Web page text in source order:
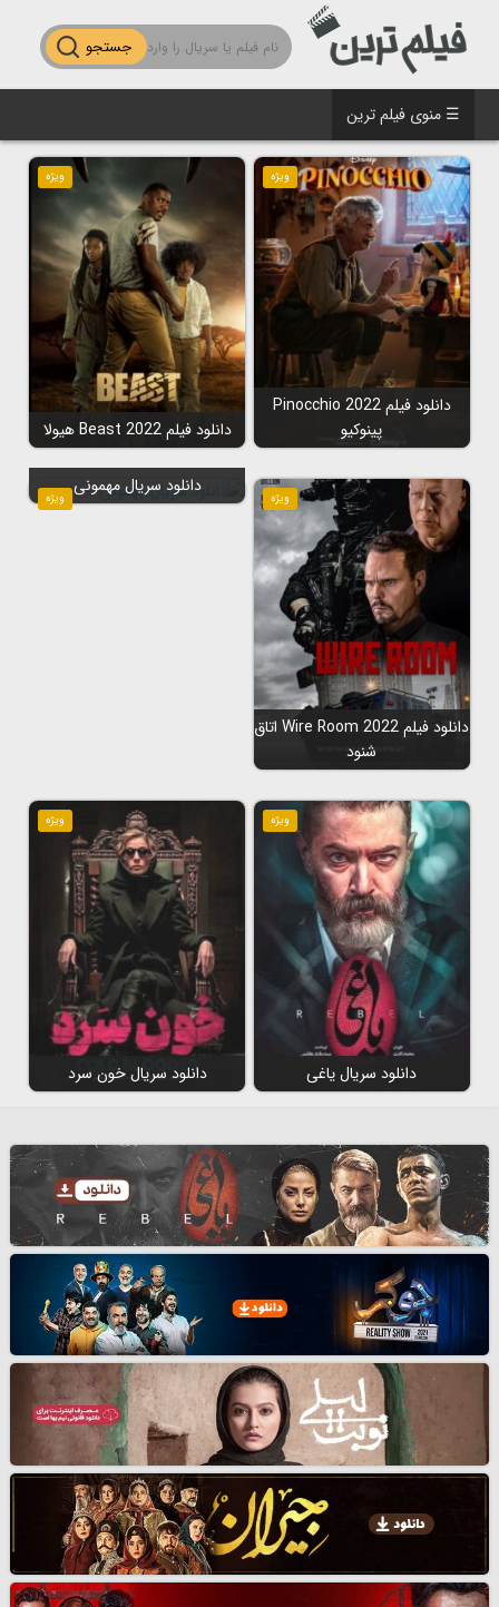
جستجو
☰ منوی فیلم ترین
ویژه
دانلود فیلم Pinocchio 2022
پینوکیو
ویژه
دانلود فیلم Beast 2022 هیولا
ویژه
دانلود فیلم Wire Room 2022 اتاق
شنود
ویژه
دانلود سریال مهمونی
ویژه
دانلود سریال یاغی
ویژه
دانلود سریال خون سرد